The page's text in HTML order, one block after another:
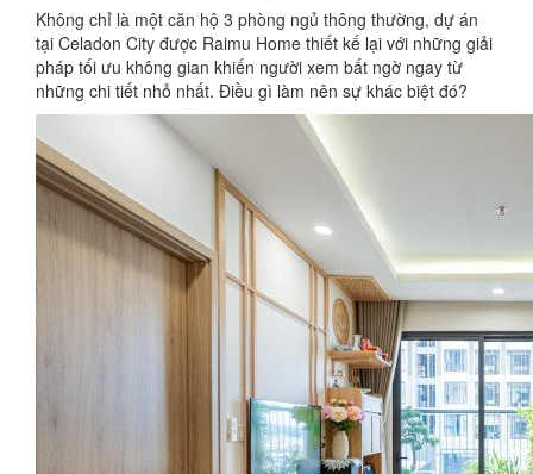
Không chỉ là một căn hộ 3 phòng ngủ thông thường, dự án
tại Celadon City được Raimu Home thiết kế lại với những giải
pháp tối ưu không gian khiến người xem bất ngờ ngay từ
những chi tiết nhỏ nhất. Điều gì làm nên sự khác biệt đó?